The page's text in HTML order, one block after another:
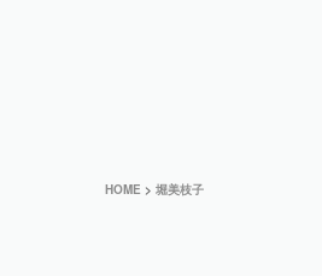
HOME > 堀美枝子